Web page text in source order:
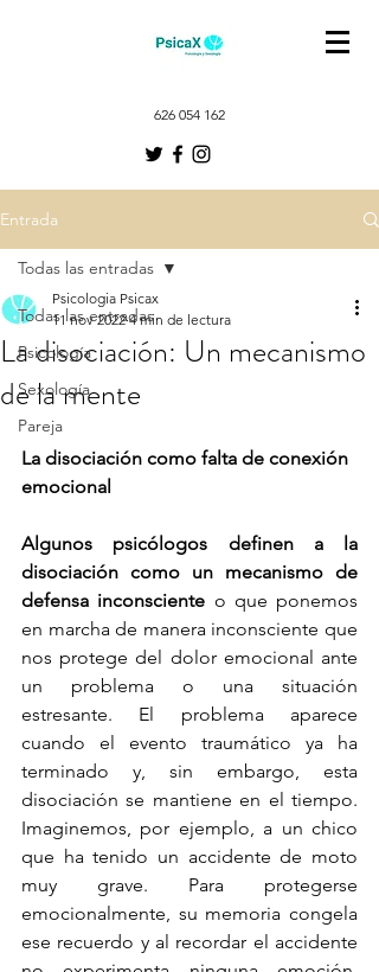
626 054 162
Entrada
Todas las entradas
Psicología
Sexología
Pareja
Todas las entradas
La disociación: Un mecanismo
de la mente
Psicologia Psicax
11 nov 2022 4 min de lectura
La disociación como falta de conexión
emocional
Algunos psicólogos definen a la
disociación como un mecanismo de
defensa inconsciente o que ponemos
en marcha de manera inconsciente que
nos protege del dolor emocional ante
un problema o una situación
estresante. El problema aparece
cuando el evento traumático ya ha
terminado y, sin embargo, esta
disociación se mantiene en el tiempo.
Imaginemos, por ejemplo, a un chico
que ha tenido un accidente de moto
muy grave. Para protegerse
emocionalmente, su memoria congela
ese recuerdo y al recordar el accidente